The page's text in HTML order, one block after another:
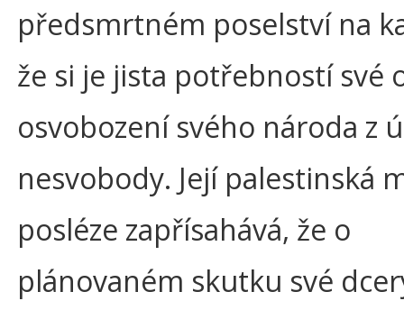
předsmrtném poselství na
že si je jista potřebností své
osvobození svého národa z
nesvobody. Její palestinská
posléze zapřísahává, že o
plánovaném skutku své